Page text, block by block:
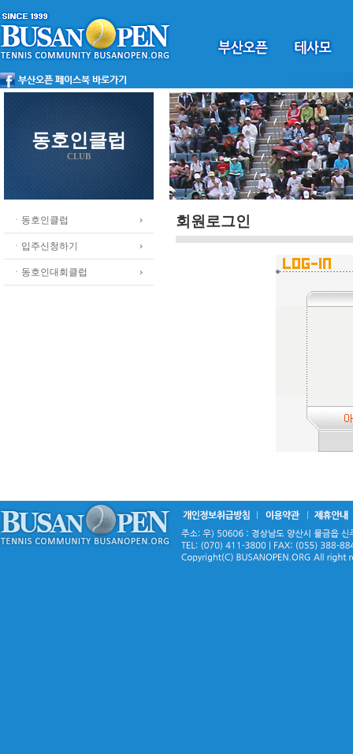
동호인클럽
CLUB
ㆍ동호인클럽
ㆍ입주신청하기
ㆍ동호인대회클럽
회원로그인